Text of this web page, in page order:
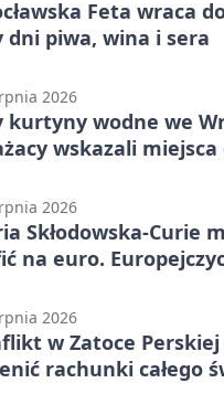
Feta wraca
dni piwa, wina i sera
2026
kurtyny wodne we
wskazali miejsca
2026
Skłodowska-Curie
na euro.
2026
w Zatoce Perskiej
rachunki całego